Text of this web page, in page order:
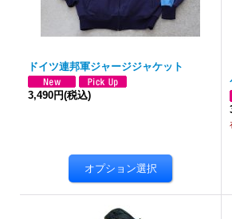
ドイツ連邦軍ジャージジャケット
3,490円(税込)